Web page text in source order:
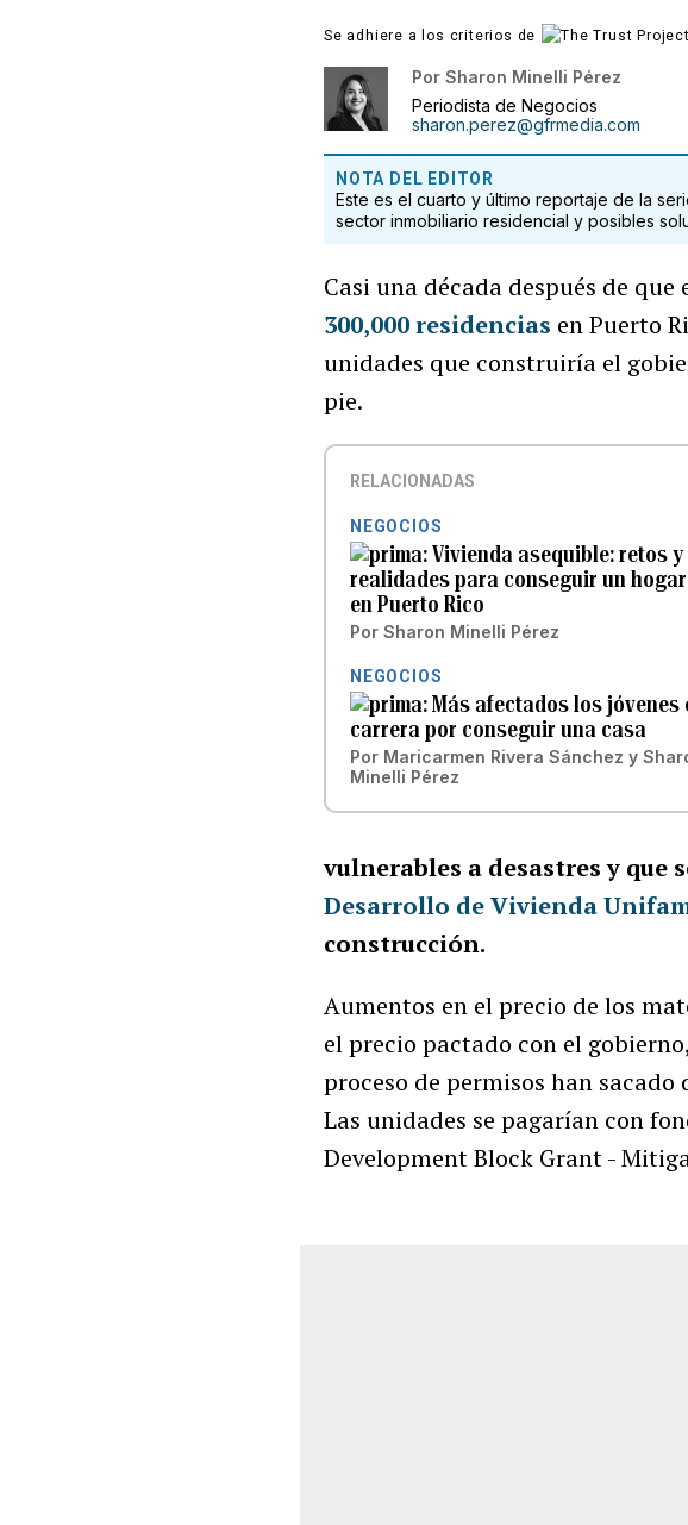
Se adhiere a los criterios de
Por Sharon Minelli Pérez
Periodista de Negocios
sharon.perez@gfrmedia.com
NOTA DEL EDITOR
Este es el cuarto y último reportaje de la
sector inmobiliario residencial y posibles
Casi una década después de
300,000 residencias en Puerto
unidades que construiría el
pie.
RELACIONADAS
NEGOCIOS
Vivienda asequible: retos y
realidades para conseguir un
en Puerto Rico
Por Sharon Minelli Pérez
NEGOCIOS
Más afectados los jóvenes
carrera por conseguir una casa
Por Maricarmen Rivera Sánchez y
Minelli Pérez
vulnerables a desastres y que
Desarrollo de Vivienda
construcción.
Aumentos en el precio de los
el precio pactado con el
proceso de permisos han sacado
Las unidades se pagarían con
Development Block Grant -